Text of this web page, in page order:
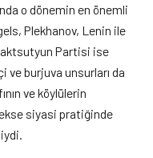
o dönemin en önemli
Plekhanov, Lenin ile
Partisi ise
ve burjuva unsurları da
ve köylülerin
siyasi pratiğinde